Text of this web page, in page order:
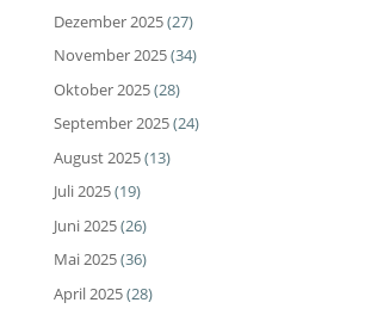
Dezember 2025(27)
November 2025(34)
Oktober 2025(28)
September 2025(24)
August 2025(13)
Juli 2025(19)
Juni 2025(26)
Mai 2025(36)
April 2025(28)